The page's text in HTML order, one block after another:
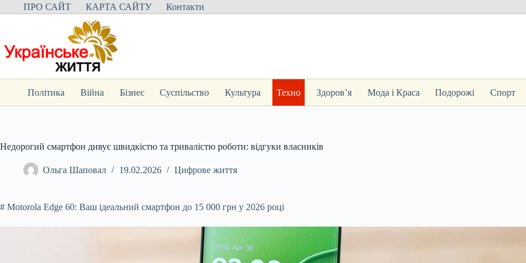
Перейти
до
ПРО САЙТ КАРТА САЙТУ Контакти
Політика Війна Бізнес Суспільство Культура Техно Здоров’я Мода і Краса Подорожі Спорт
Недорогий смартфон дивує швидкістю та тривалістю роботи: відгуки власників
Ольга Шаповал 19.02.2026 Цифрове життя
# Motorola Edge 60: Ваш ідеальний смартфон до 15 000 грн у 2026 році